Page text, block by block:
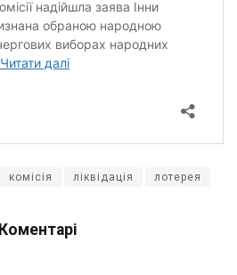
комісія ліквідація лотерея
Коментарі